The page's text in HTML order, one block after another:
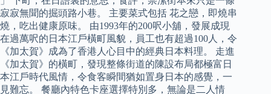
寂寂無聞的掘頭路小巷。 主要菜式包括 花之戀，即燒串
燒，吃出健康原味。 由1993年的200呎小舖，發展成現
在過萬呎的日本江戶橫町風貌，員工也有超過100人，令
《加太賀》成為了香港人心目中的經典日本料理。 走進
《加太賀》的橫町，發現整條街道的陳設布局都極富日
本江戶時代風情，令食客瞬間猶如置身日本的感覺，一
見難忘。 餐廳內特色卡座選擇特別多，無論是二人情